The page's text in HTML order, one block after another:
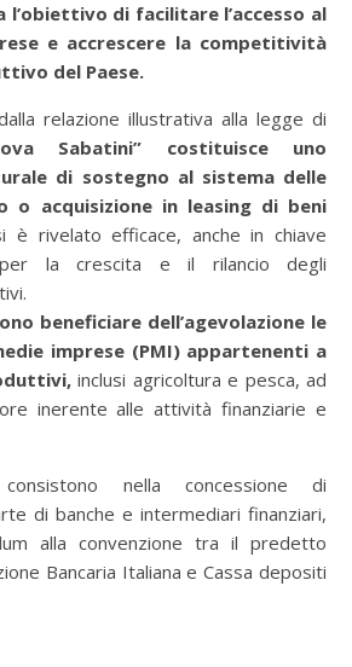
l’obiettivo di facilitare l’accesso al
e accrescere la competitività
del Paese.
relazione illustrativa alla legge di
Sabatini” costituisce uno
di sostegno al sistema delle
o acquisizione in leasing di beni
è rivelato efficace, anche in chiave
per la crescita e il rilancio degli
beneficiare dell’agevolazione le
imprese (PMI) appartenenti a
inclusi agricoltura e pesca, ad
inerente alle attività finanziarie e
nella concessione di
di banche e intermediari finanziari,
alla convenzione tra il predetto
Bancaria Italiana e Cassa depositi